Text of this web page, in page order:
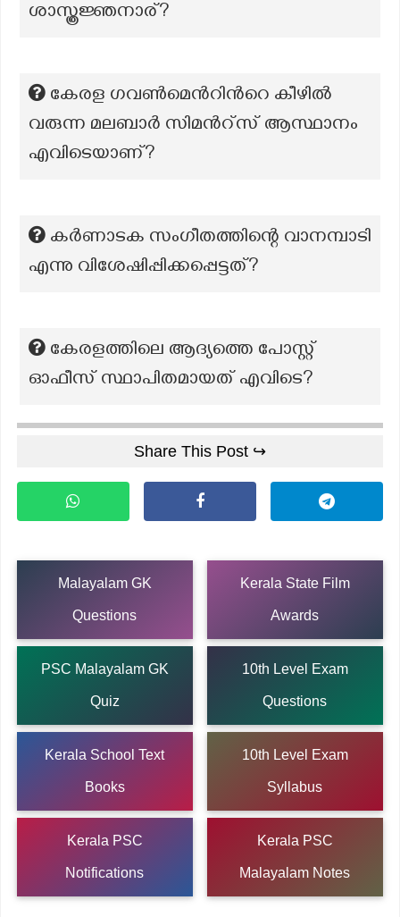
ശാസ്ത്രജ്ഞനാര്?
കേരള ഗവൺമെൻറിൻറെ കീഴിൽ
വരുന്ന മലബാർ സിമൻറ്സ് ആസ്ഥാനം
എവിടെയാണ്?
കർണാടക സംഗീതത്തിന്റെ വാനമ്പാടി
എന്നു വിശേഷിപ്പിക്കപ്പെട്ടത്?
കേരളത്തിലെ ആദ്യത്തെ പോസ്റ്റ്
ഓഫീസ് സ്ഥാപിതമായത് എവിടെ?
Share This Post ↪
Malayalam GK
Questions
Kerala State Film
Awards
PSC Malayalam GK
Quiz
10th Level Exam
Questions
Kerala School Text
Books
10th Level Exam
Syllabus
Kerala PSC
Notifications
Kerala PSC
Malayalam Notes